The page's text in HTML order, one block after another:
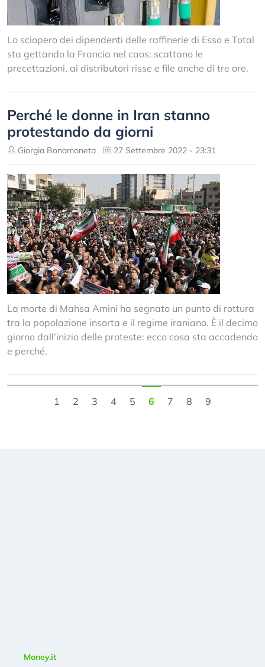
Lo sciopero dei dipendenti delle raffinerie di Esso e Total
sta gettando la Francia nel caos: scattano le
precettazioni, ai distributori risse e file anche di tre ore.
Perché le donne in Iran stanno
protestando da giorni
Giorgia Bonamoneta 27 Settembre 2022 - 23:31
La morte di Mahsa Amini ha segnato un punto di rottura
tra la popolazione insorta e il regime iraniano. È il decimo
giorno dall’inizio delle proteste: ecco cosa sta accadendo
e perché.
1 2 3 4 5 6 7 8 9
Money.it